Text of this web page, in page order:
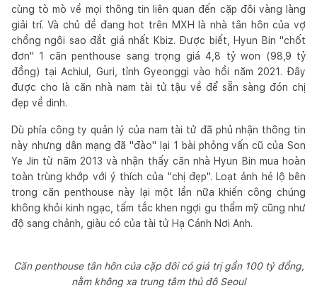
cùng tò mò về mọi thông tin liên quan đến cặp đôi vàng làng
giải trí. Và chủ đề đang hot trên MXH là nhà tân hôn của vợ
chồng ngôi sao đắt giá nhất Kbiz. Được biết, Hyun Bin "chốt
đơn" 1 căn penthouse sang trọng giá 4,8 tỷ won (98,9 tỷ
đồng) tại Achiul, Guri, tỉnh Gyeonggi vào hồi năm 2021. Đây
được cho là căn nhà nam tài tử tậu về để sẵn sàng đón chị
đẹp về dinh.
Dù phía công ty quản lý của nam tài tử đã phủ nhận thông tin
này nhưng dân mạng đã "đào" lại 1 bài phỏng vấn cũ của Son
Ye Jin từ năm 2013 và nhận thấy căn nhà Hyun Bin mua hoàn
toàn trùng khớp với ý thích của "chị đẹp". Loạt ảnh hé lộ bên
trong căn penthouse này lại một lần nữa khiến công chúng
không khỏi kinh ngạc, tấm tắc khen ngợi gu thẩm mỹ cũng như
độ sang chảnh, giàu có của tài tử Hạ Cánh Nơi Anh.
Căn penthouse tân hôn của cặp đôi có giá trị gần 100 tỷ đồng,
nằm không xa trung tâm thủ đô Seoul